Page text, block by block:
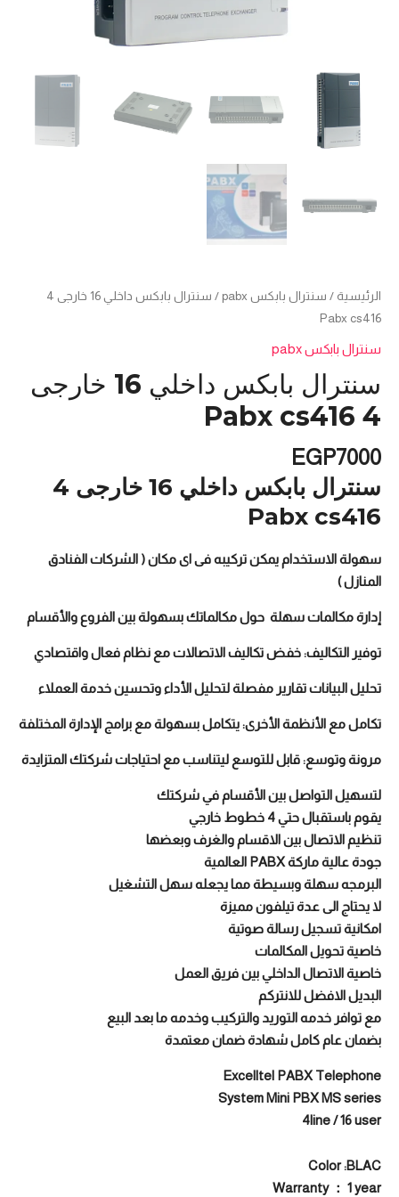
الرئيسية / سنترال بابكس pabx
/ سنترال بابكس داخلي 16 خارجى 4
Pabx cs416
سنترال بابكس pabx
سنترال بابكس داخلي 16 خارجى
4 Pabx cs416
EGP7000
سنترال بابكس داخلي 16 خارجى 4
Pabx cs416
سهولة الاستخدام يمكن تركيبه فى اى مكان ( الشركات الفنادق
المنازل )
إدارة مكالمات سهلة حول مكالماتك بسهولة بين الفروع والأقسام
توفير التكاليف: خفض تكاليف الاتصالات مع نظام فعال واقتصادي
تحليل البيانات تقارير مفصلة لتحليل الأداء وتحسين خدمة العملاء
تكامل مع الأنظمة الأخرى: يتكامل بسهولة مع برامج الإدارة المختلفة
مرونة وتوسع: قابل للتوسع ليتناسب مع احتياجات شركتك المتزايدة
لتسهيل التواصل بين الأقسام في شركتك
يقوم باستقبال حتي 4 خطوط خارجي
تنظيم الاتصال بين الاقسام والغرف وبعضها
جودة عالية ماركة PABX العالمية
البرمجه سهلة وبسيطة مما يجعله سهل التشغيل
لا يحتاج الى عدة تيلفون مميزة
امكانية تسجيل رسالة صوتية
خاصية تحويل المكالمات
خاصية الاتصال الداخلي بين فريق العمل
البديل الافضل للانتركم
مع توافر خدمه التوريد والتركيب وخدمه ما بعد البيع
بضمان عام كامل شهادة ضمان معتمدة
Excelltel PABX Telephone
System Mini PBX MS series
4line / 16 user
Color :BLAC
Warranty ： 1 year